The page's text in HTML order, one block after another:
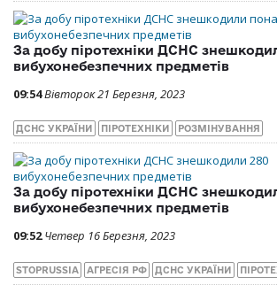
За добу піротехніки ДСНС
вибухонебезпечних предметів
09:54Вівторок 21 Березня, 2023
ДСНС УКРАЇНИ ПІРОТЕХНІКИ РОЗМІНУВАННЯ
За добу піротехніки ДСНС
вибухонебезпечних предметів
09:52 Четвер 16 Березня, 2023
STOPRUSSIA АГРЕСІЯ РФ ДСНС УКРАЇНИ